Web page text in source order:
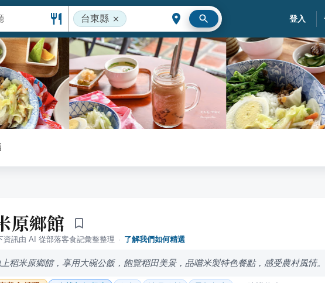
台東縣 登入
原鄉館
資訊由 AI 從部落客食記彙整整理 · 了解我們如何精選
上稻米原鄉館，享用大碗公飯，飽覽稻田美景，品嚐米製特色餐點，感受農村風情。